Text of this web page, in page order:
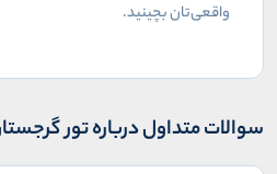
واقعی‌تان بچینید.
سوالات متداول درباره تور